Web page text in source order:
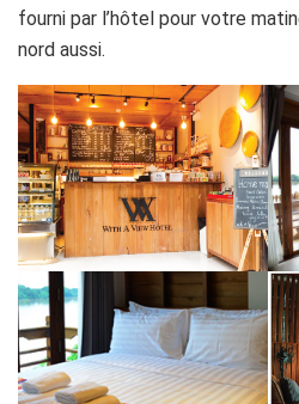
fourni par l’hôtel pour votre
nord aussi.